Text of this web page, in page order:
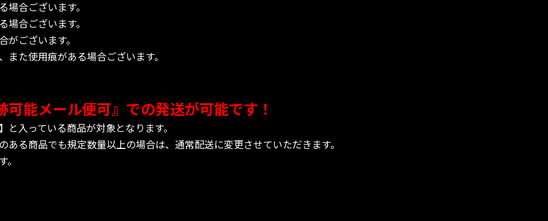
合ございます。
合ございます。
ございます。
た使用痕がある場合ございます。
能メール便可』での発送が可能です！
入っている商品が対象となります。
ある商品でも規定数量以上の場合は、通常配送に変更させていただきます。